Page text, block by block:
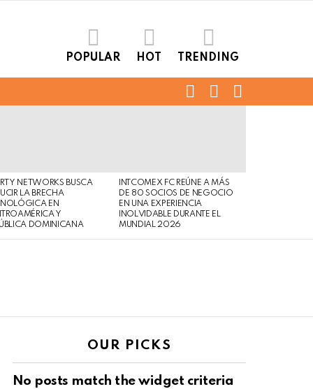
POPULAR HOT TRENDING
FOLLOWSEARCH
NETWORKS BUSCA
LA BRECHA
EN
Y
DOMINICANA
INTCOMEX FC REÚNE A MÁS
DE 80 SOCIOS DE NEGOCIO
EN UNA EXPERIENCIA
INOLVIDABLE DURANTE EL
MUNDIAL 2026
OUR PICKS
No posts match the widget criteria